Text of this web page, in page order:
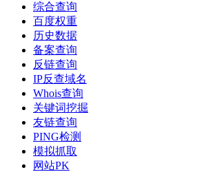
综合查询
百度权重
历史数据
备案查询
反链查询
IP反查域名
Whois查询
关键词挖掘
友链查询
PING检测
模拟抓取
网站PK